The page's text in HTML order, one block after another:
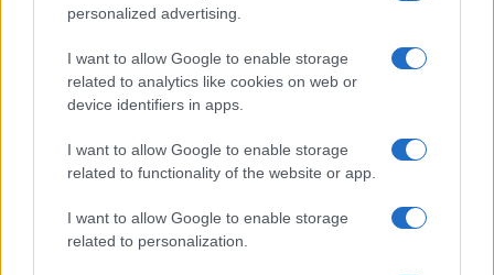
personalized advertising.
I want to allow Google to enable storage
related to analytics like cookies on web or
device identifiers in apps.
I want to allow Google to enable storage
related to functionality of the website or app.
I want to allow Google to enable storage
related to personalization.